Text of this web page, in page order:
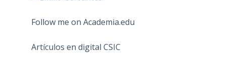
Follow me on Academia.edu
Artículos en digital CSIC